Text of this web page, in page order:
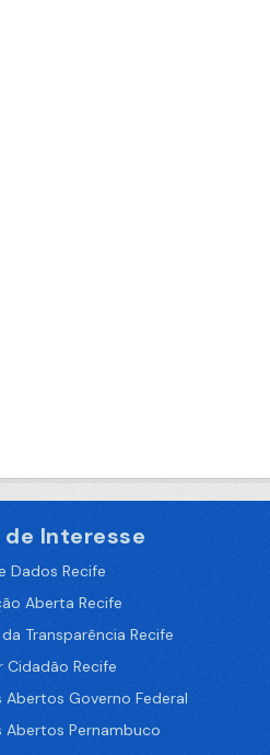
de Interesse
Dados Recife
Aberta Recife
Transparência Recife
Cidadão Recife
Abertos Governo Federal
Abertos Pernambuco